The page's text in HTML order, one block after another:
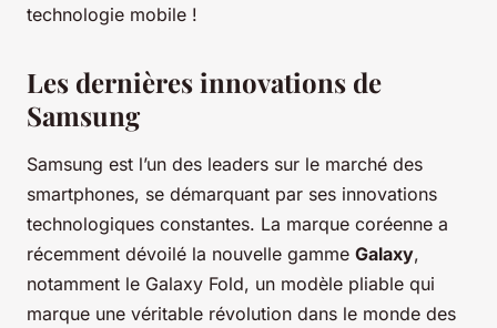
technologie mobile !
Les dernières innovations de
Samsung
Samsung est l’un des leaders sur le marché des
smartphones, se démarquant par ses innovations
technologiques constantes. La marque coréenne a
récemment dévoilé la nouvelle gamme Galaxy,
notamment le Galaxy Fold, un modèle pliable qui
marque une véritable révolution dans le monde des